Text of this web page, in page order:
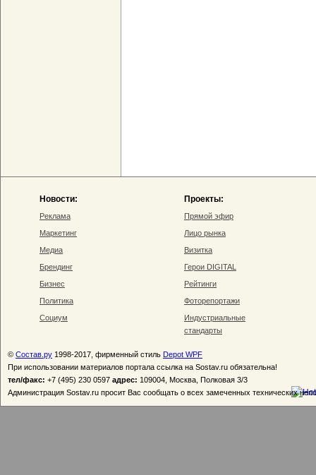
Новости:
Реклама
Маркетинг
Медиа
Брендинг
Бизнес
Политика
Социум
Проекты:
Прямой эфир
Лицо рынка
Визитка
Герои DIGITAL
Рейтинги
Фоторепортажи
Индустриальные
стандарты
© Состав.ру 1998-2017, фирменный стиль Depot WPF
При использовании материалов портала ссылка на Sostav.ru обязательна!
тел/факс: +7 (495) 230 0597 адрес: 109004, Москва, Полковая 3/3
Администрация Sostav.ru просит Вас сообщать о всех замеченных технических